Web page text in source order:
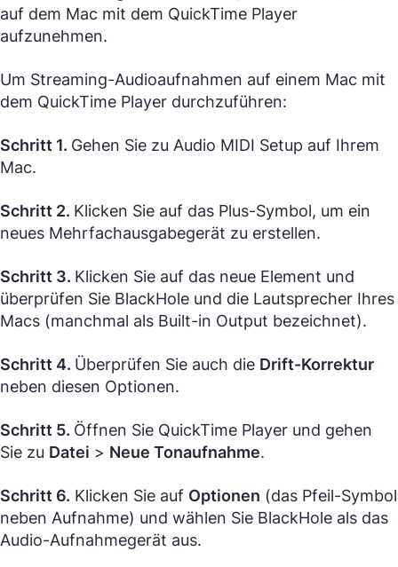
auf dem Mac mit dem QuickTime Player
aufzunehmen.
Um Streaming-Audioaufnahmen auf einem Mac mit
dem QuickTime Player durchzuführen:
Schritt 1. Gehen Sie zu Audio MIDI Setup auf Ihrem
Mac.
Schritt 2. Klicken Sie auf das Plus-Symbol, um ein
neues Mehrfachausgabegerät zu erstellen.
Schritt 3. Klicken Sie auf das neue Element und
überprüfen Sie BlackHole und die Lautsprecher Ihres
Macs (manchmal als Built-in Output bezeichnet).
Schritt 4. Überprüfen Sie auch die Drift-Korrektur
neben diesen Optionen.
Schritt 5. Öffnen Sie QuickTime Player und gehen
Sie zu Datei > Neue Tonaufnahme.
Schritt 6. Klicken Sie auf Optionen (das Pfeil-Symbol
neben Aufnahme) und wählen Sie BlackHole als das
Audio-Aufnahmegerät aus.